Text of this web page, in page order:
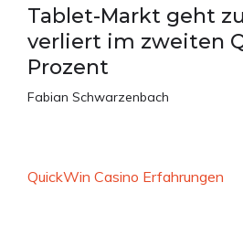
Tablet-Markt geht
verliert im zweiten
Prozent
Fabian Schwarzenbach
QuickWin Casino Erfahrungen